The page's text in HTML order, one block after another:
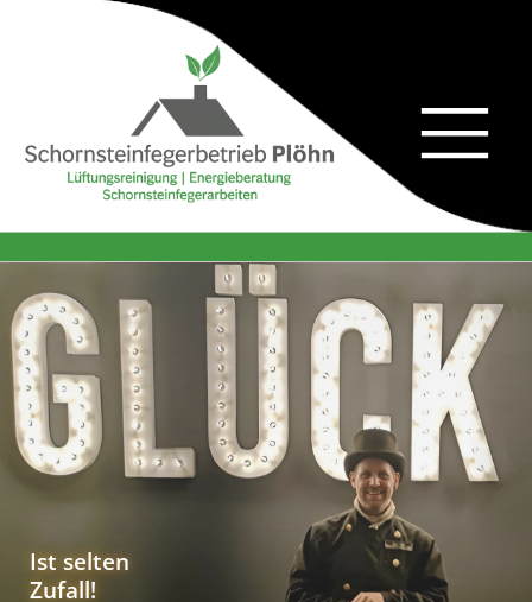
Ist selten
Zufall!